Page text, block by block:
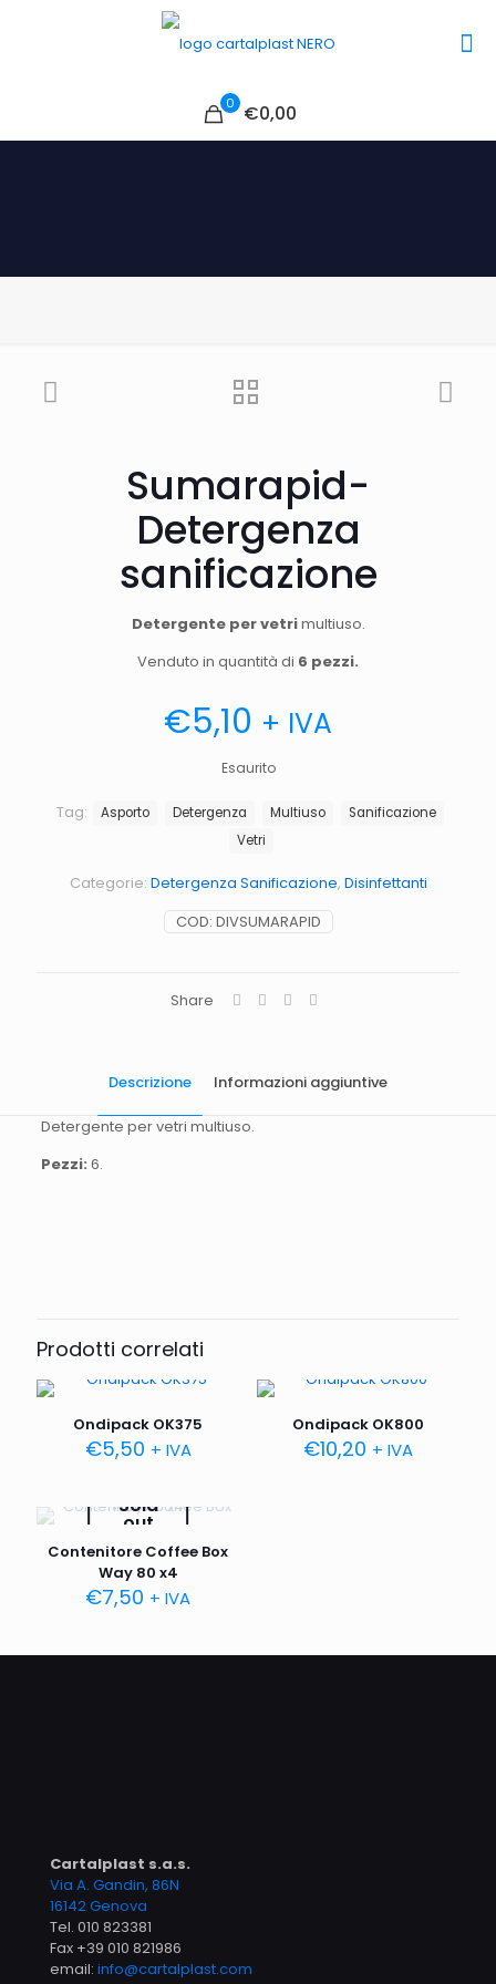
0 €0,00
Sumarapid-
Detergenza
sanificazione
Detergente per vetrimultiuso.
Venduto in quantità di 6 pezzi.
€5,10 + IVA
Esaurito
COD: DIVSUMARAPID
Categorie: Detergenza Sanificazione, Disinfettanti
Tag: Asporto Detergenza Multiuso
Sanificazione
Vetri
Share
Descrizione Informazioni aggiuntive
Detergente per vetri multiuso.
Pezzi: 6.
Prodotti correlati
Ondipack OK375
€5,50 + IVA
Ondipack OK800
€10,20 + IVA
Sold
out
Contenitore Coffee Box
Way 80 x4
€7,50 + IVA
Cartalplast s.a.s.
Via A. Gandin, 86N
16142 Genova
Tel. 010 823381
Fax +39 010 821986
email: info@cartalplast.com